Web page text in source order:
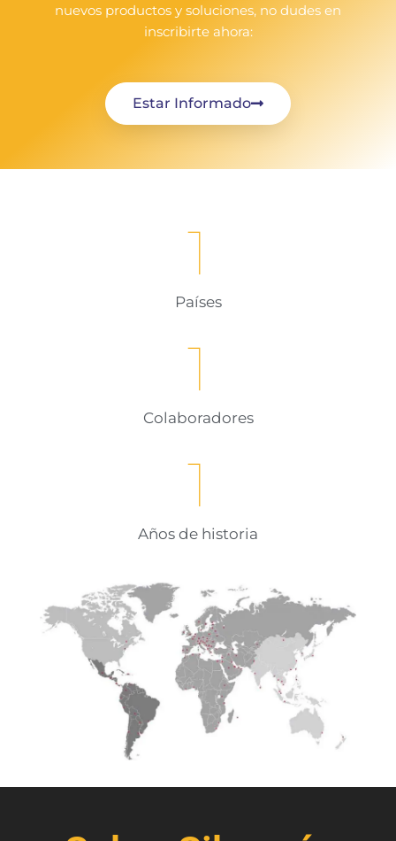
nuevos productos y soluciones, no dudes en
inscribirte ahora:
Estar Informado
Países
1
Colaboradores
1
Años de historia
1